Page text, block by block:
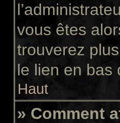
vous êtes
trouverez
le lien en bas
Haut
» Comment